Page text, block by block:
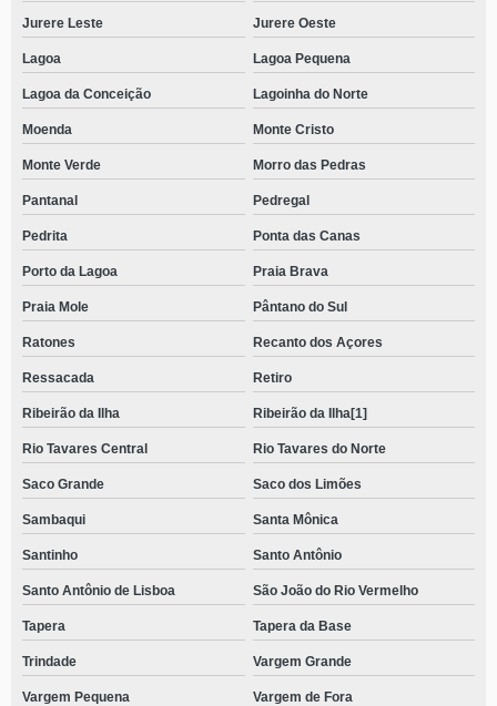
Jurere Leste Jurere Oeste
Lagoa Lagoa Pequena
Lagoa da Conceição Lagoinha do Norte
Moenda Monte Cristo
Monte Verde Morro das Pedras
Pantanal Pedregal
Pedrita Ponta das Canas
Porto da Lagoa Praia Brava
Praia Mole Pântano do Sul
Ratones Recanto dos Açores
Ressacada Retiro
Ribeirão da Ilha Ribeirão da Ilha[1]
Rio Tavares Central Rio Tavares do Norte
Saco Grande Saco dos Limões
Sambaqui Santa Mônica
Santinho Santo Antônio
Santo Antônio de Lisboa São João do Rio Vermelho
Tapera Tapera da Base
Trindade Vargem Grande
Vargem Pequena Vargem de Fora